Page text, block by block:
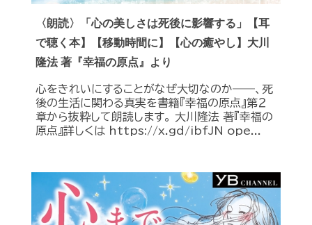
〈朗読〉「心の美しさは死後に影響する」【耳
で聴く本】【移動時間に】【心の癒やし】大川
隆法 著『幸福の原点』より
心をきれいにすることがなぜ大切なのか――、死
後の生活に関わる真実を書籍『幸福の原点』第２
章から抜粋して朗読します。 大川隆法 著『幸福の
原点』詳しくは https://x.gd/ibfJN ope...